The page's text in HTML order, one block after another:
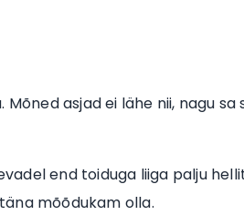
asjad ei lähe nii, nagu sa
end toiduga liiga palju
mõõdukam olla.